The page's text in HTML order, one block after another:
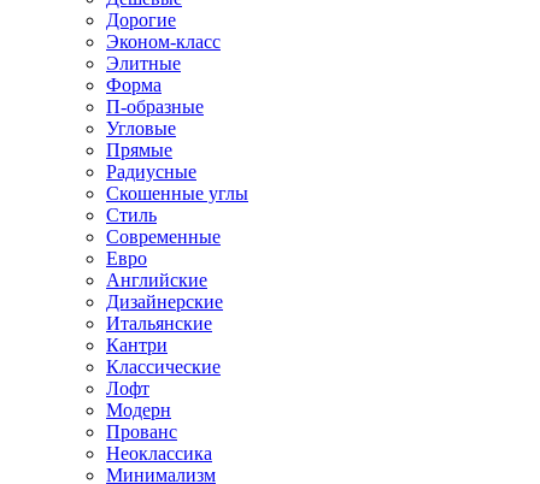
Дорогие
Эконом-класс
Элитные
Форма
П-образные
Угловые
Прямые
Радиусные
Скошенные углы
Стиль
Современные
Евро
Английские
Дизайнерские
Итальянские
Кантри
Классические
Лофт
Модерн
Прованс
Неоклассика
Минимализм